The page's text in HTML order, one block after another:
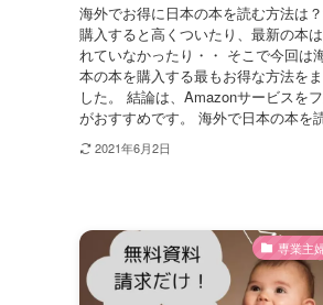
海外でお得に日本の本を読む方法は
購入すると高くついたり、最新の本
れていなかったり・・ そこで今回は
本の本を購入する最もお得な方法を
した。 結論は、Amazonサービスを
がおすすめです。 海外で日本の本を
2021年6月2日
専業主